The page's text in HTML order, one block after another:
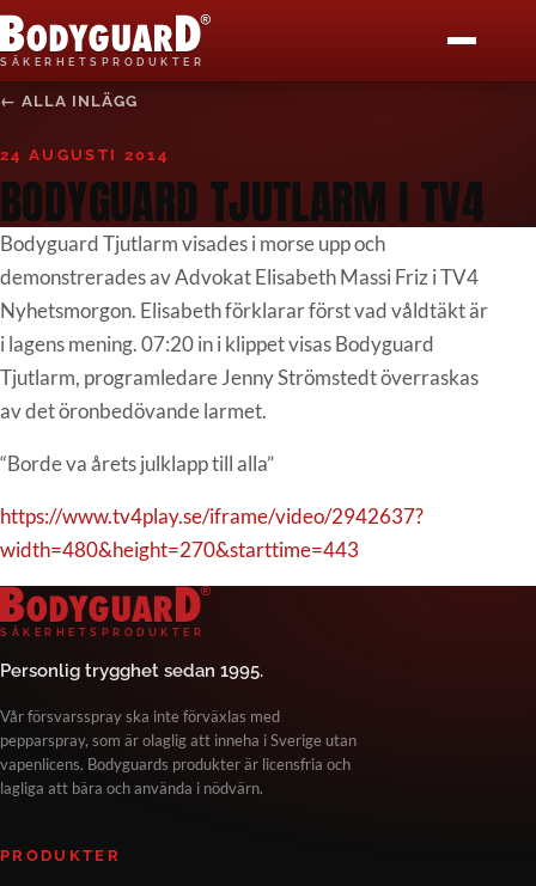
S Ä K E R H E T S P R O D U K T E R
Bodyguard Säkerhetsprodukter
START
PRODUKTER
KÖP HÄR
BLI ÅF
MEDIA
← ALLA INLÄGG
24 AUGUSTI 2014
BODYGUARD TJUTLARM I TV4
Bodyguard Tjutlarm visades i morse upp och
demonstrerades av Advokat Elisabeth Massi Friz i TV4
Nyhetsmorgon. Elisabeth förklarar först vad våldtäkt är
i lagens mening. 07:20 in i klippet visas Bodyguard
Tjutlarm, programledare Jenny Strömstedt överraskas
av det öronbedövande larmet.
“Borde va årets julklapp till alla”
https://www.tv4play.se/iframe/video/2942637?
width=480&height=270&starttime=443
S Ä K E R H E T S P R O D U K T E R
Bodyguard Säkerhetsprodukter
Personlig trygghet sedan 1995.
Vår försvarsspray ska inte förväxlas med
pepparspray, som är olaglig att inneha i Sverige utan
vapenlicens. Bodyguards produkter är licensfria och
lagliga att bära och använda i nödvärn.
PRODUKTER